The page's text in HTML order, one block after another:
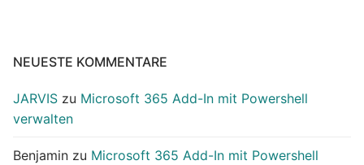
NEUESTE KOMMENTARE
JARVIS zu Microsoft 365 Add-In mit Powershell
verwalten
Benjamin zu Microsoft 365 Add-In mit Powershell